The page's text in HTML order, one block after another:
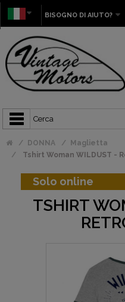
BISOGNO DI AIUTO?
DONNA
Maglietta
Tshirt Woman WILDUST -
Solo online
TSHIRT